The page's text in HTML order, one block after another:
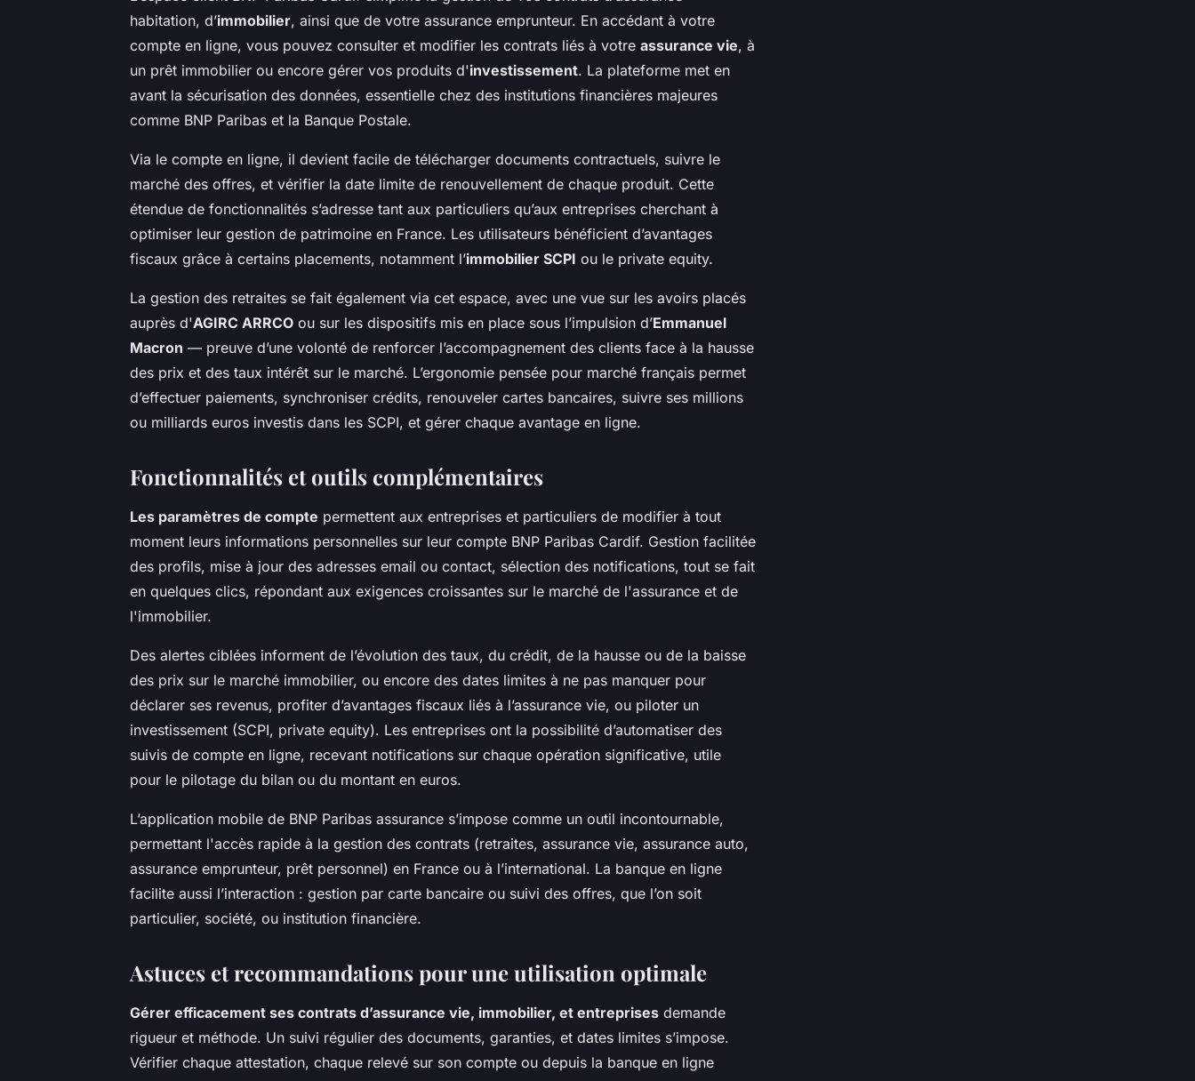
habitation, d’immobilier, ainsi que de votre assurance emprunteur. En accédant à votre
compte en ligne, vous pouvez consulter et modifier les contrats liés à votre assurance vie, à
un prêt immobilier ou encore gérer vos produits d'investissement. La plateforme met en
avant la sécurisation des données, essentielle chez des institutions financières majeures
comme BNP Paribas et la Banque Postale.
Via le compte en ligne, il devient facile de télécharger documents contractuels, suivre le
marché des offres, et vérifier la date limite de renouvellement de chaque produit. Cette
étendue de fonctionnalités s’adresse tant aux particuliers qu’aux entreprises cherchant à
optimiser leur gestion de patrimoine en France. Les utilisateurs bénéficient d’avantages
fiscaux grâce à certains placements, notamment l’immobilier SCPI ou le private equity.
La gestion des retraites se fait également via cet espace, avec une vue sur les avoirs placés
auprès d'AGIRC ARRCO ou sur les dispositifs mis en place sous l’impulsion d’Emmanuel
Macron — preuve d’une volonté de renforcer l’accompagnement des clients face à la hausse
des prix et des taux intérêt sur le marché. L’ergonomie pensée pour marché français permet
d’effectuer paiements, synchroniser crédits, renouveler cartes bancaires, suivre ses millions
ou milliards euros investis dans les SCPI, et gérer chaque avantage en ligne.
Fonctionnalités et outils complémentaires
Les paramètres de compte permettent aux entreprises et particuliers de modifier à tout
moment leurs informations personnelles sur leur compte BNP Paribas Cardif. Gestion facilitée
des profils, mise à jour des adresses email ou contact, sélection des notifications, tout se fait
en quelques clics, répondant aux exigences croissantes sur le marché de l'assurance et de
l'immobilier.
Des alertes ciblées informent de l’évolution des taux, du crédit, de la hausse ou de la baisse
des prix sur le marché immobilier, ou encore des dates limites à ne pas manquer pour
déclarer ses revenus, profiter d’avantages fiscaux liés à l’assurance vie, ou piloter un
investissement (SCPI, private equity). Les entreprises ont la possibilité d’automatiser des
suivis de compte en ligne, recevant notifications sur chaque opération significative, utile
pour le pilotage du bilan ou du montant en euros.
L’application mobile de BNP Paribas assurance s’impose comme un outil incontournable,
permettant l'accès rapide à la gestion des contrats (retraites, assurance vie, assurance auto,
assurance emprunteur, prêt personnel) en France ou à l’international. La banque en ligne
facilite aussi l’interaction : gestion par carte bancaire ou suivi des offres, que l’on soit
particulier, société, ou institution financière.
Astuces et recommandations pour une utilisation optimale
Gérer efficacement ses contrats d’assurance vie, immobilier, et entreprises demande
rigueur et méthode. Un suivi régulier des documents, garanties, et dates limites s’impose.
Vérifier chaque attestation, chaque relevé sur son compte ou depuis la banque en ligne